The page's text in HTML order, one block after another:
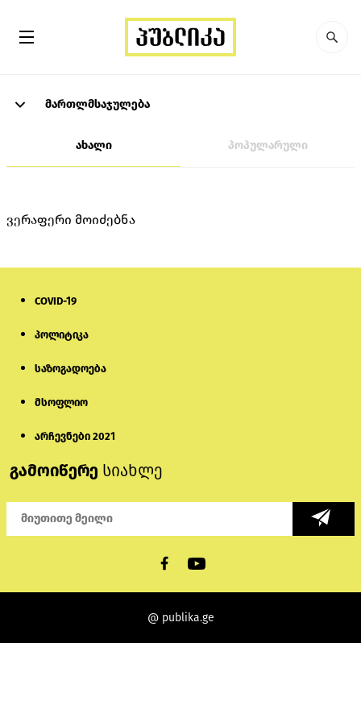
მართლმსაჯულება
ახალი პოპულარული
ვერაფერი მოიძებნა
COVID-19
პოლიტიკა
საზოგადოება
მსოფლიო
არჩევნები 2021
გამოიწერე სიახლე
@ publika.ge